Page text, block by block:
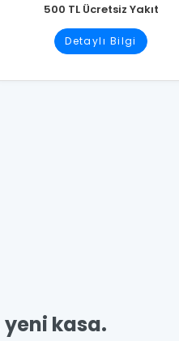
500 TL Ücretsiz Yakıt
Detaylı Bilgi
yeni kasa.